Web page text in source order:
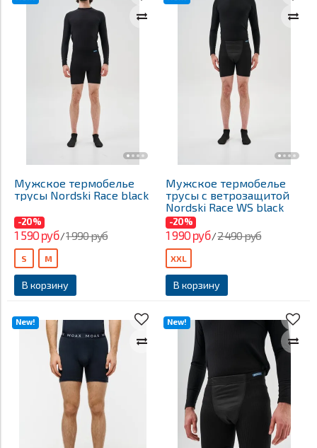
Мужское термобелье
трусы Nordski Race black
-20%
1 590 руб/1 990 руб
В корзину
S M
Мужское термобелье
трусы с ветрозащитой
Nordski Race WS black
-20%
1 990 руб/2 490 руб
В корзину
XXL
New! New!